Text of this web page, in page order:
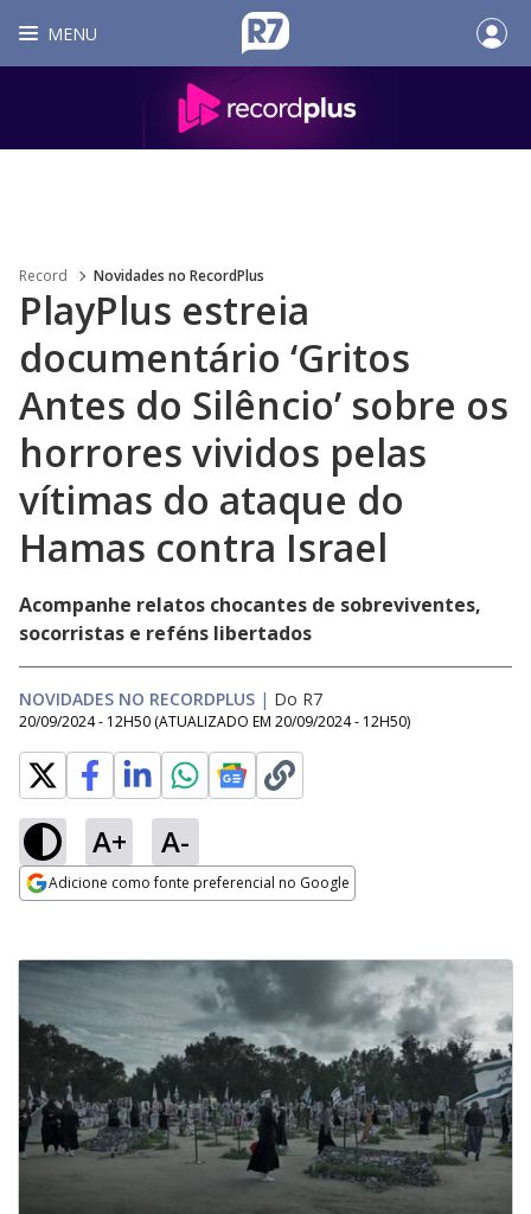
MENU
Record Novidades no RecordPlus
PlayPlus estreia
documentário ‘Gritos
Antes do Silêncio’ sobre os
horrores vividos pelas
vítimas do ataque do
Hamas contra Israel
Acompanhe relatos chocantes de sobreviventes,
socorristas e reféns libertados
NOVIDADES NO RECORDPLUS | Do R7
20/09/2024 - 12H50 (ATUALIZADO EM 20/09/2024 - 12H50)
A+ A-
Adicione como fonte preferencial no Google